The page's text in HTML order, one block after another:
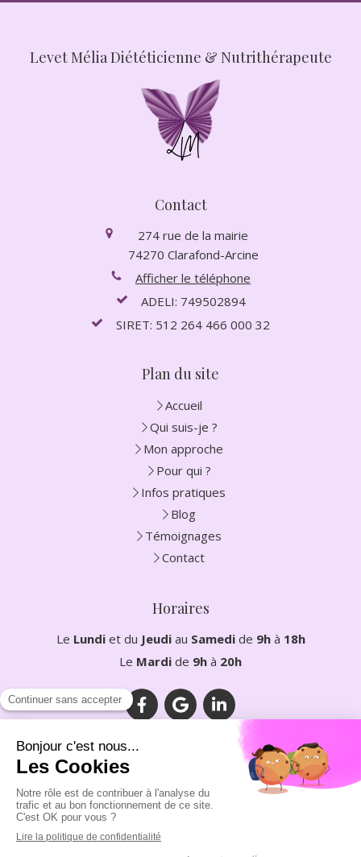
Levet Mélia Diététicienne & Nutrithérapeute
Contact
274 rue de la mairie
74270 Clarafond-Arcine
Afficher le téléphone
ADELI: 749502894
SIRET: 512 264 466 000 32
Plan du site
Accueil
Qui suis-je ?
Mon approche
Pour qui ?
Infos pratiques
Blog
Témoignages
Contact
Horaires
Le Lundiet du Jeudiau Samedide 9hà 18h
Le Mardi de 9h à 20h
Mentions légales
©2023 LEVET Mélia - Diététicienne nutritionniste et
nutrithérapeute Clarafond-Arcine